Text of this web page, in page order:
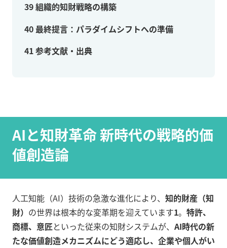
39組織的知財戦略の構築
40最終提言：パラダイムシフトへの準備
41参考文献・出典
AIと知財革命 新時代の戦略的価
値創造論
人工知能（AI）技術の急激な進化により、 知的財産（知
財） の世界は根本的な変革期を迎えています1。 特許、
商標、意匠といった従来の知財システムが、 AI時代の新
たな価値創造メカニズムにどう適応し、企業や個人がい